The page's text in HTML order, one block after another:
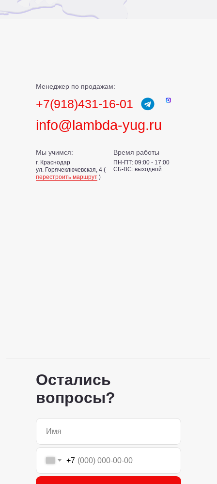
Менеджер по продажам:
Мы учимся: Время работы
+7(918)431-16-01
info@lambda-yug.ru
г. Краснодар
ул. Горячеключевская, 4 (
перестроить маршрут )
ПН-ПТ: 09:00 - 17:00
СБ-ВС: выходной
Остались
вопросы?
+7